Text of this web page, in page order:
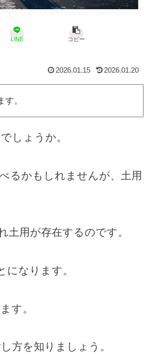
LINE コピー
2026.01.15 2026.01.20
。
しょうか。
るかもしれませんが、土用
土用が存在するのです。
なります。
す。
方を知りましょう。